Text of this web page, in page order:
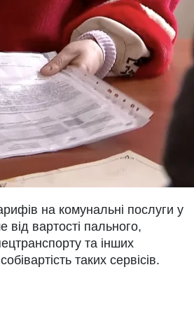
на комунальні послуги у
від вартості пального,
та інших
таких сервісів.